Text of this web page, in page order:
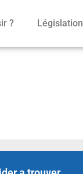
? Législation